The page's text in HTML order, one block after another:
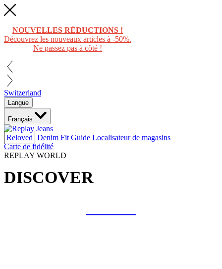
NOUVELLES RÉDUCTIONS !
Découvrez les nouveaux articles à -50%.
Ne passez pas à côté !
Switzerland
Langue
Français
Reloved Denim Fit Guide Localisateur de magasins
Carte de fidélité
REPLAY WORLD
DISCOVER